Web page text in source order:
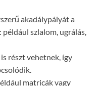
akadálypályát a
szlalom, ugrálás,
részt vehetnek, így
matricák vagy